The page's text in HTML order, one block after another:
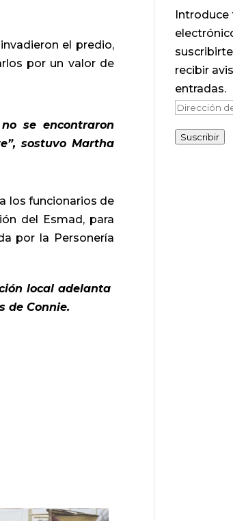
el predio,
por un valor de
se encontraron
sostuvo Martha
los funcionarios de
del Esmad, para
por la Personería
local adelanta
de Connie.
Introduce
recibir
entradas.
Dirección
correo
Suscribir